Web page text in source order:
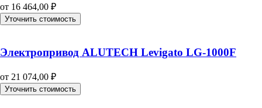
от 16 464,00 ₽
Уточнить стоимость
Электропривод ALUTECH Levigato LG-1000F
от 21 074,00 ₽
Уточнить стоимость